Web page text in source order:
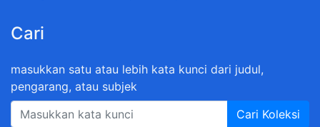
Cari
masukkan satu atau lebih kata kunci dari judul,
pengarang, atau subjek
Cari Koleksi